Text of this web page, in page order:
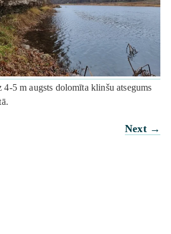
5 m augsts dolomīta klinšu atsegums
Next →